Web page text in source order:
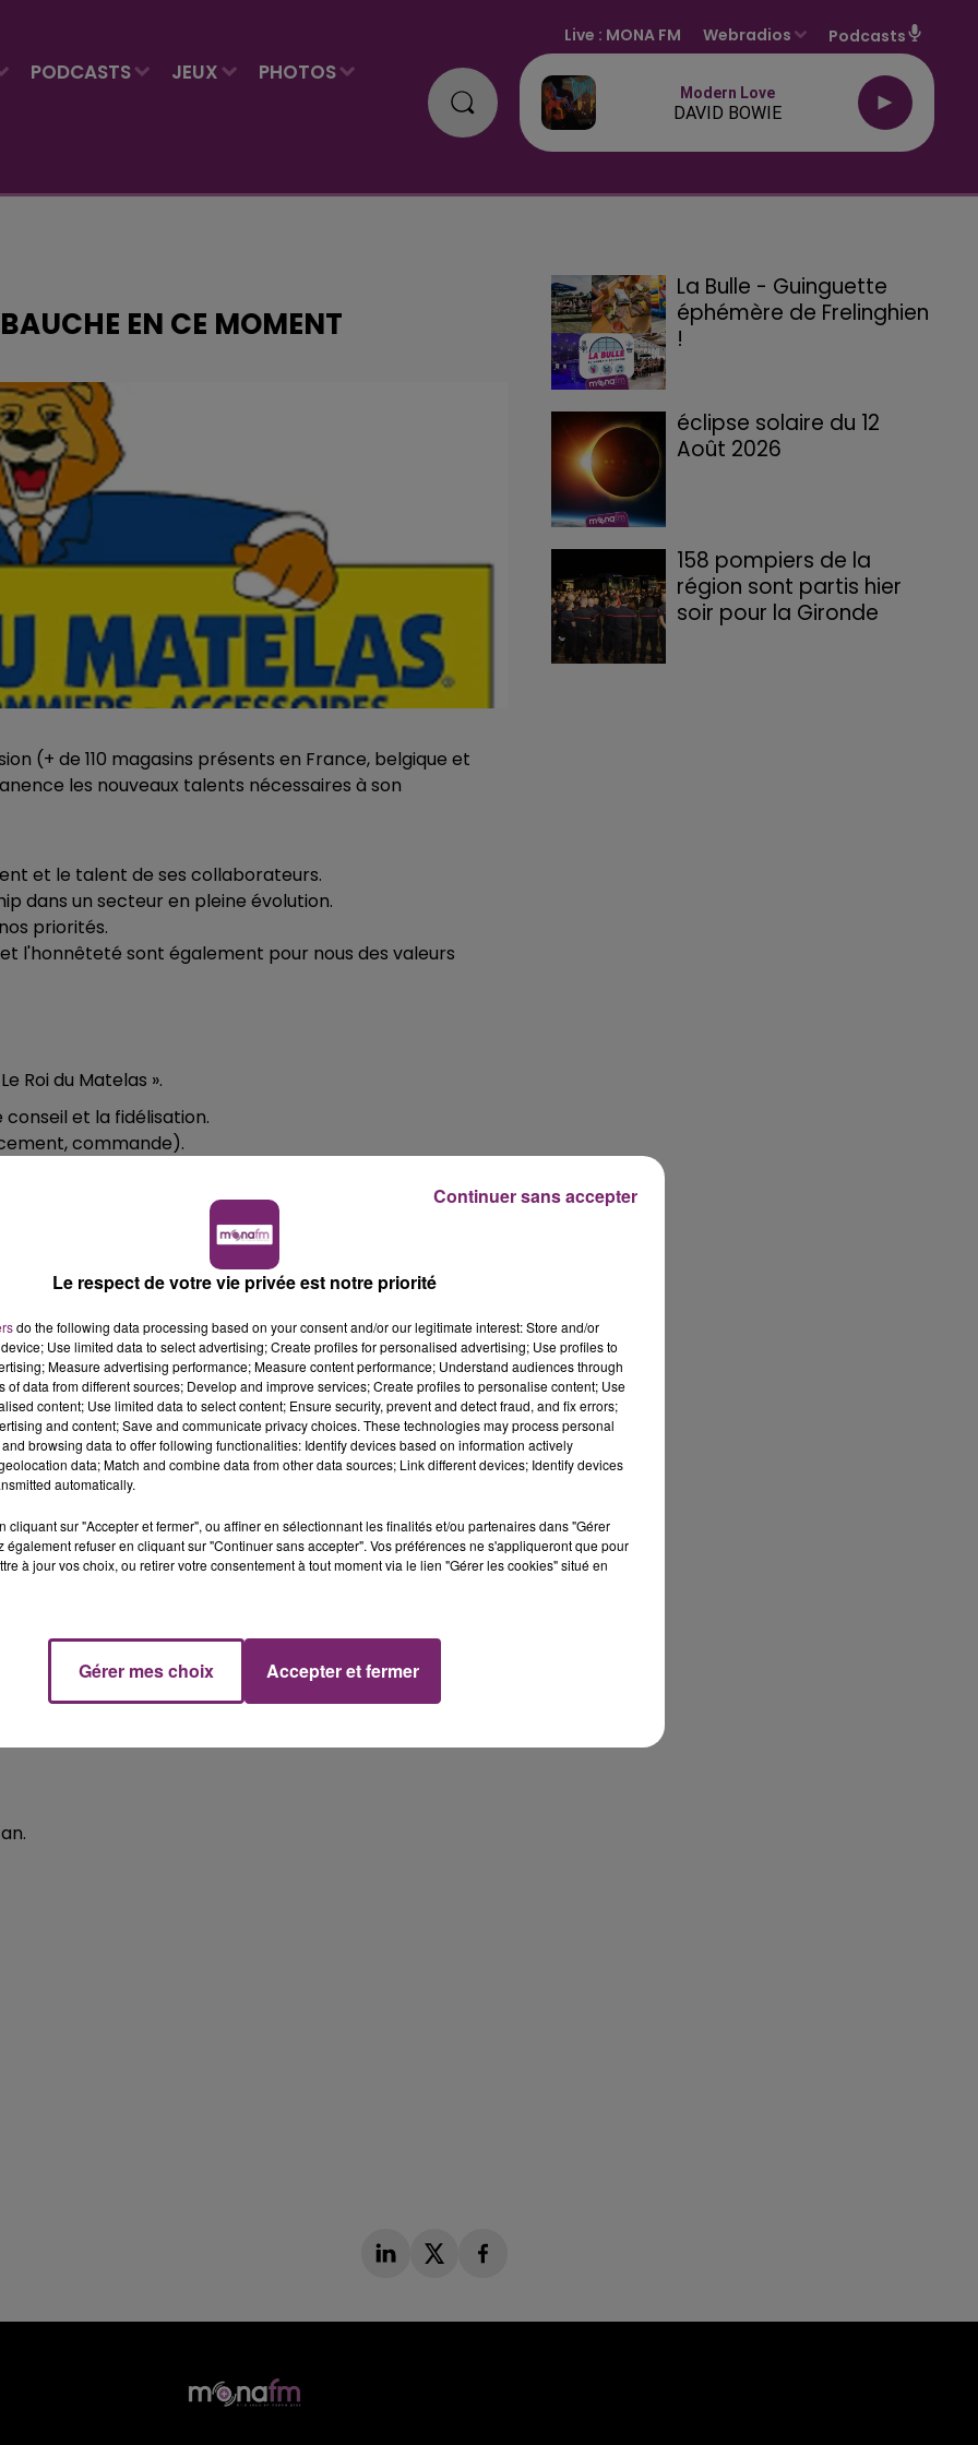
PODCASTS JEUX PHOTOS
Live : MONA FM Webradios Podcasts
Modern Love
DAVID BOWIE
EN CE MOMENT
(+ de 110 magasins présents en France, belgique et
les nouveaux talents nécessaires à son
et le talent de ses collaborateurs.
dans un secteur en pleine évolution.
priorités.
l'honnêteté sont également pour nous des valeurs
Roi du Matelas ».
et la fidélisation.
commande).
de vente.
le client.
vous devez avoir une tenue vestimentaire et un
l'entreprise.
l'univers de la distribution et de la vente. Le goût du
aux aspects techniques des produits seront pour
de vente » à votre arrivée dans notre société.
La Bulle - Guinguette
éphémère de Frelinghien
!
éclipse solaire du 12
Août 2026
158 pompiers de la
région sont partis hier
soir pour la Gironde
Le respect de votre vie privée est notre priorité
do the following data processing based on your consent and/or our legitimate interest: Store and/or
Use limited data to select advertising; Create profiles for personalised advertising; Use profiles to
Measure advertising performance; Measure content performance; Understand audiences through
of data from different sources; Develop and improve services; Create profiles to personalise content; Use
content; Use limited data to select content; Ensure security, prevent and detect fraud, and fix errors;
and content; Save and communicate privacy choices. These technologies may process personal
browsing data to offer following functionalities: Identify devices based on information actively
data; Match and combine data from other data sources; Link different devices; Identify devices
automatically.
cliquant sur "Accepter et fermer", ou affiner en sélectionnant les finalités et/ou partenaires dans "Gérer
également refuser en cliquant sur "Continuer sans accepter". Vos préférences ne s'appliqueront que pour
à jour vos choix, ou retirer votre consentement à tout moment via le lien "Gérer les cookies" situé en
Gérer mes choix Accepter et fermer
Continuer sans accepter